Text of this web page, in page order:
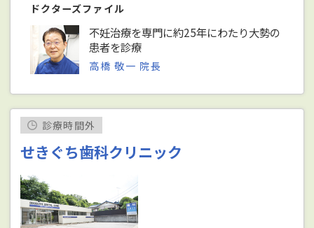
ドクターズファイル
不妊治療を専門に約25年にわたり大勢の
患者を診療
高橋 敬一 院長
診療時間外
せきぐち歯科クリニック